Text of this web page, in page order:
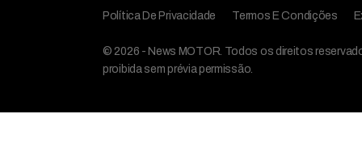
Política De Privacidade Termos E Condições
© 2026 - News MOTOR. Todos os direitos
proibida sem prévia permissão.